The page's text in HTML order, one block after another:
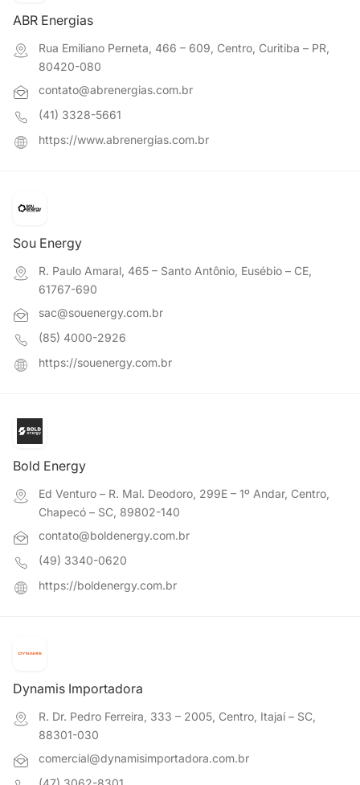
ABR Energias
Rua Emiliano Perneta, 466 – 609, Centro, Curitiba – PR,
80420-080
contato@abrenergias.com.br
(41) 3328-5661
https://www.abrenergias.com.br
Sou Energy
R. Paulo Amaral, 465 – Santo Antônio, Eusébio – CE,
61767-690
sac@souenergy.com.br
(85) 4000-2926
https://souenergy.com.br
Bold Energy
Ed Venturo – R. Mal. Deodoro, 299E – 1º Andar, Centro,
Chapecó – SC, 89802-140
contato@boldenergy.com.br
(49) 3340-0620
https://boldenergy.com.br
Dynamis Importadora
R. Dr. Pedro Ferreira, 333 – 2005, Centro, Itajaí – SC,
88301-030
comercial@dynamisimportadora.com.br